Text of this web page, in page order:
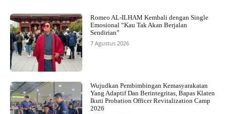
Romeo AL-ILHAM Kembali dengan Single
Emosional “Kau Tak Akan Berjalan
Sendirian”
7 Agustus 2026
Wujudkan Pembimbingan Kemasyarakatan
Yang Adaptif Dan Berintegritas, Bapas Klaten
Ikuti Probation Officer Revitalization Camp
2026